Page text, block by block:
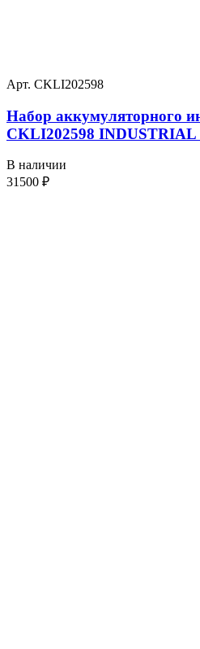
Арт. CKLI202598
Набор аккумуляторного
CKLI202598 INDUSTRIAL
В наличии
31500 ₽